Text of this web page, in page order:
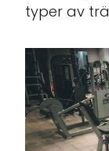
typer av